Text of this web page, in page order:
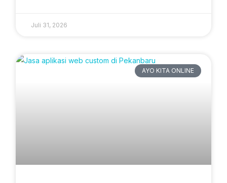
Juli 31, 2026
AYO KITA ONLINE